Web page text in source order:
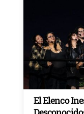
El Elenco